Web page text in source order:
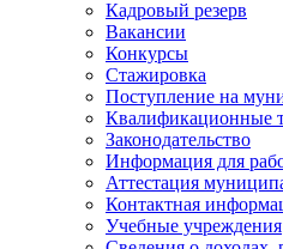
Кадровый резерв
Вакансии
Конкурсы
Стажировка
Поступление на
Квалификационные
Законодательство
Информация для
Аттестация
Контактная
Учебные учреждения